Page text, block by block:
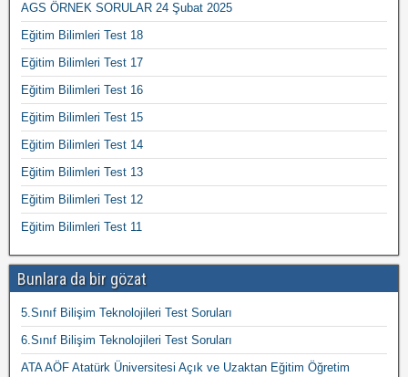
AGS ÖRNEK SORULAR 24 Şubat 2025
Eğitim Bilimleri Test 18
Eğitim Bilimleri Test 17
Eğitim Bilimleri Test 16
Eğitim Bilimleri Test 15
Eğitim Bilimleri Test 14
Eğitim Bilimleri Test 13
Eğitim Bilimleri Test 12
Eğitim Bilimleri Test 11
Bunlara da bir gözat
5.Sınıf Bilişim Teknolojileri Test Soruları
6.Sınıf Bilişim Teknolojileri Test Soruları
ATA AÖF Atatürk Üniversitesi Açık ve Uzaktan Eğitim Öğretim